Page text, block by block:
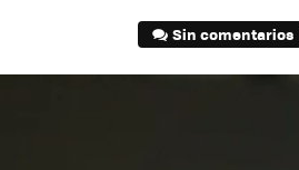
Sin comentarios